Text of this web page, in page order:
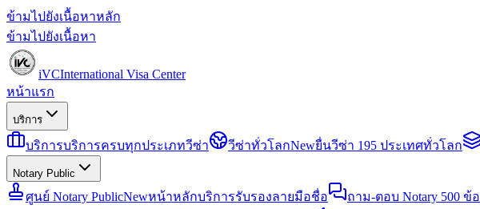
ข้ามไปยังเนื้อหาหลัก
ข้ามไปยังเนื้อหา
iVCInternational Visa Center
หน้าแรก
บริการ
บริการบริการครบทุกประเภทวีซ่า วีซ่าทั่วโลกNewยื่นวีซ่า 195 ประเทศทั่วโลก
Notary Public
ศูนย์ Notary PublicNewหน้าหลักบริการรับรองลายมือชื่อ ถาม-ตอบ Notary 500 ข้อ